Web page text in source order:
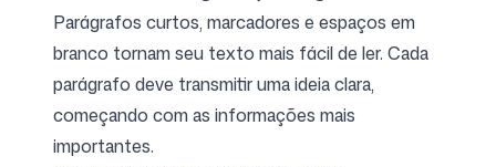
Parágrafos curtos, marcadores e espaços em
branco tornam seu texto mais fácil de ler. Cada
parágrafo deve transmitir uma ideia clara,
começando com as informações mais
importantes.